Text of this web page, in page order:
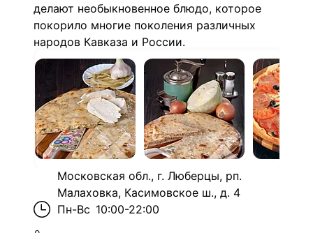
делают необыкновенное блюдо, которое
покорило многие поколения различных
народов Кавказа и России.
Московская обл., г. Люберцы, рп.
Малаховка, Касимовское ш., д. 4
Пн-Вс 10:00-22:00